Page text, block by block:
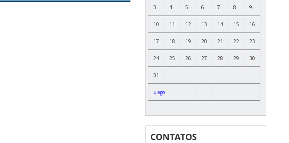
« ago
3 4 5 6 7 8 9
10 11 12 13 14 15 16
17 18 19 20 21 22 23
24 25 26 27 28 29 30
31
CONTATOS